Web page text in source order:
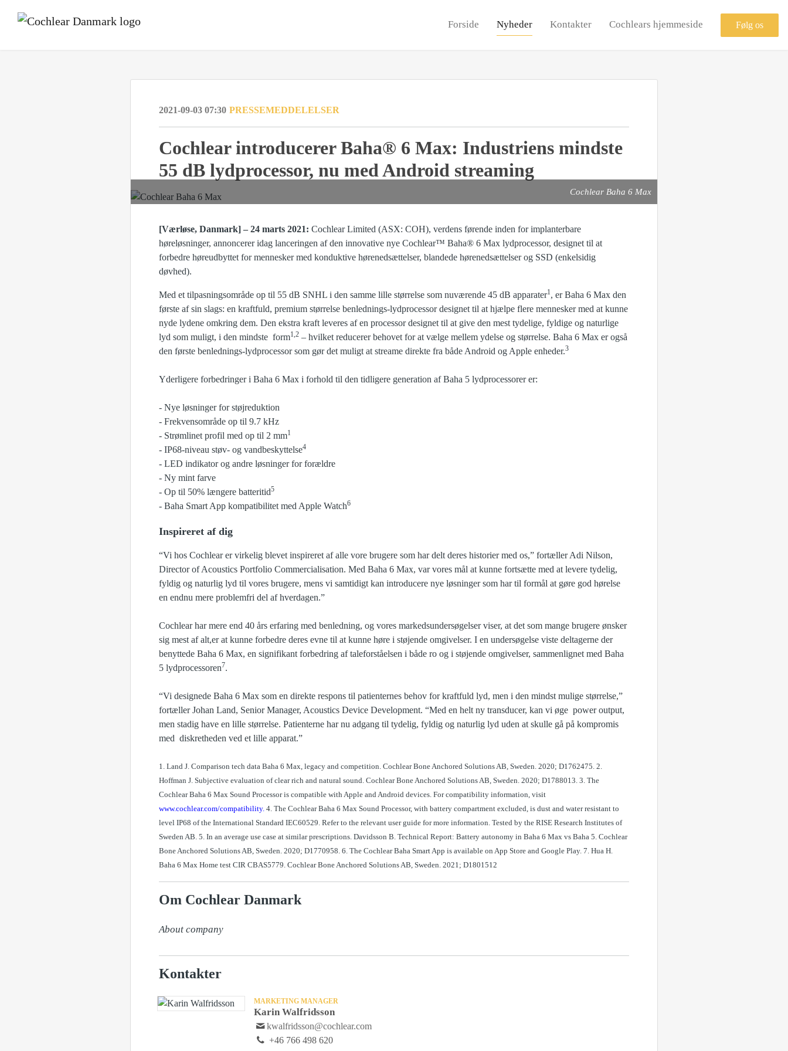
Forside Nyheder Kontakter Cochlears hjemmeside Følg os
2021-09-03 07:30 PRESSEMEDDELELSER
Cochlear introducerer Baha® 6 Max: Industriens mindste
55 dB lydprocessor, nu med Android streaming
Cochlear Baha 6 Max
[Værløse, Danmark] – 24 marts 2021: Cochlear Limited (ASX: COH), verdens førende inden for implanterbare
høreløsninger, annoncerer idag lanceringen af den innovative nye Cochlear™ Baha® 6 Max lydprocessor, designet til at
forbedre høreudbyttet for mennesker med konduktive hørenedsættelser, blandede hørenedsættelser og SSD (enkelsidig
døvhed).
Med et tilpasningsområde op til 55 dB SNHL i den samme lille størrelse som nuværende 45 dB apparater1, er Baha 6 Max den
første af sin slags: en kraftfuld, premium størrelse benlednings-lydprocessor designet til at hjælpe flere mennesker med at kunne
nyde lydene omkring dem. Den ekstra kraft leveres af en processor designet til at give den mest tydelige, fyldige og naturlige
lyd som muligt, i den mindste form1,2 – hvilket reducerer behovet for at vælge mellem ydelse og størrelse. Baha 6 Max er også
den første benlednings-lydprocessor som gør det muligt at streame direkte fra både Android og Apple enheder.3
Yderligere forbedringer i Baha 6 Max i forhold til den tidligere generation af Baha 5 lydprocessorer er:
- Nye løsninger for støjreduktion
- Frekvensområde op til 9.7 kHz
- Strømlinet profil med op til 2 mm1
- IP68-niveau støv- og vandbeskyttelse4
- LED indikator og andre løsninger for forældre
- Ny mint farve
- Op til 50% længere batteritid5
- Baha Smart App kompatibilitet med Apple Watch6
Inspireret af dig
“Vi hos Cochlear er virkelig blevet inspireret af alle vore brugere som har delt deres historier med os,” fortæller Adi Nilson,
Director of Acoustics Portfolio Commercialisation. Med Baha 6 Max, var vores mål at kunne fortsætte med at levere tydelig,
fyldig og naturlig lyd til vores brugere, mens vi samtidigt kan introducere nye løsninger som har til formål at gøre god hørelse
en endnu mere problemfri del af hverdagen.”
Cochlear har mere end 40 års erfaring med benledning, og vores markedsundersøgelser viser, at det som mange brugere ønsker
sig mest af alt,er at kunne forbedre deres evne til at kunne høre i støjende omgivelser. I en undersøgelse viste deltagerne der
benyttede Baha 6 Max, en signifikant forbedring af taleforståelsen i både ro og i støjende omgivelser, sammenlignet med Baha
5 lydprocessoren7.
“Vi designede Baha 6 Max som en direkte respons til patienternes behov for kraftfuld lyd, men i den mindst mulige størrelse,”
fortæller Johan Land, Senior Manager, Acoustics Device Development. “Med en helt ny transducer, kan vi øge power output,
men stadig have en lille størrelse. Patienterne har nu adgang til tydelig, fyldig og naturlig lyd uden at skulle gå på kompromis
med diskretheden ved et lille apparat.”
1. Land J. Comparison tech data Baha 6 Max, legacy and competition. Cochlear Bone Anchored Solutions AB, Sweden. 2020; D1762475. 2.
Hoffman J. Subjective evaluation of clear rich and natural sound. Cochlear Bone Anchored Solutions AB, Sweden. 2020; D1788013. 3. The
Cochlear Baha 6 Max Sound Processor is compatible with Apple and Android devices. For compatibility information, visit
www.cochlear.com/compatibility. 4. The Cochlear Baha 6 Max Sound Processor, with battery compartment excluded, is dust and water resistant to
level IP68 of the International Standard IEC60529. Refer to the relevant user guide for more information. Tested by the RISE Research Institutes of
Sweden AB. 5. In an average use case at similar prescriptions. Davidsson B. Technical Report: Battery autonomy in Baha 6 Max vs Baha 5. Cochlear
Bone Anchored Solutions AB, Sweden. 2020; D1770958. 6. The Cochlear Baha Smart App is available on App Store and Google Play. 7. Hua H.
Baha 6 Max Home test CIR CBAS5779. Cochlear Bone Anchored Solutions AB, Sweden. 2021; D1801512
Om Cochlear Danmark
About company
Kontakter
MARKETING MANAGER
Karin Walfridsson
kwalfridsson@cochlear.com
+46 766 498 620